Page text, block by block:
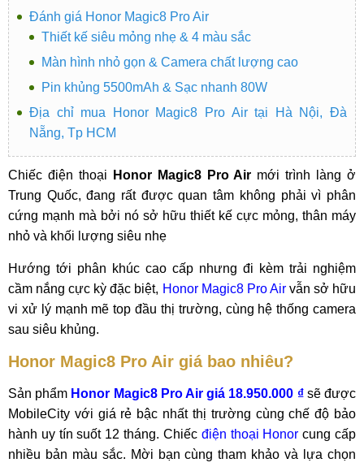
Đánh giá Honor Magic8 Pro Air
Thiết kế siêu mỏng nhẹ & 4 màu sắc
Màn hình nhỏ gọn & Camera chất lượng cao
Pin khủng 5500mAh & Sạc nhanh 80W
Địa chỉ mua Honor Magic8 Pro Air tại Hà Nội, Đà
Nẵng, Tp HCM
Chiếc điện thoại Honor Magic8 Pro Air mới trình làng ở
Trung Quốc, đang rất được quan tâm không phải vì phân
cứng mạnh mà bởi nó sở hữu thiết kế cực mỏng, thân máy
nhỏ và khối lượng siêu nhẹ
Hướng tới phân khúc cao cấp nhưng đi kèm trải nghiệm
cầm nắng cực kỳ đặc biệt, Honor Magic8 Pro Airvẫn sở hữu
vi xử lý mạnh mẽ top đầu thị trường, cùng hệ thống camera
sau siêu khủng.
Honor Magic8 Pro Air giá bao nhiêu?
Sản phẩm Honor Magic8 Pro Air giá 18.950.000 ₫sẽ được
MobileCity với giá rẻ bậc nhất thị trường cùng chế độ bảo
hành uy tín suốt 12 tháng. Chiếc điện thoại Honor cung cấp
nhiều bản màu sắc. Mời bạn cùng tham khảo và lựa chọn